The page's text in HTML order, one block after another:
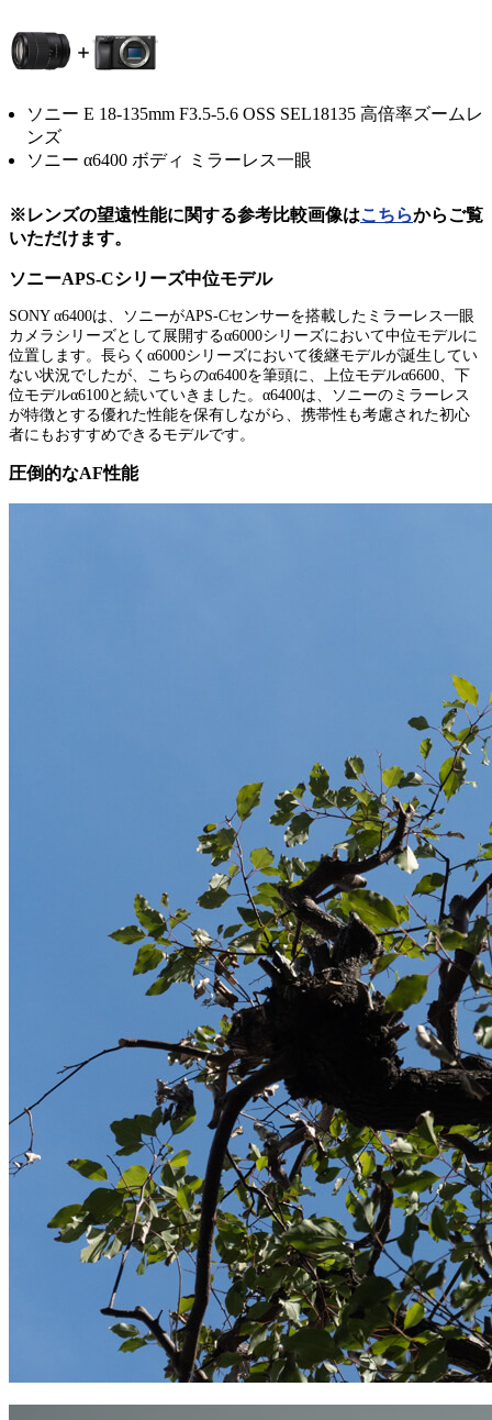
ソニー E 18-135mm F3.5-5.6 OSS SEL18135 高倍率ズームレ
ンズ
ソニー α6400 ボディ ミラーレス一眼
※レンズの望遠性能に関する参考比較画像はこちらからご覧
いただけます。
ソニーAPS-Cシリーズ中位モデル
SONY α6400は、ソニーがAPS-Cセンサーを搭載したミラーレス一眼
カメラシリーズとして展開するα6000シリーズにおいて中位モデルに
位置します。長らくα6000シリーズにおいて後継モデルが誕生してい
ない状況でしたが、こちらのα6400を筆頭に、上位モデルα6600、下
位モデルα6100と続いていきました。α6400は、ソニーのミラーレス
が特徴とする優れた性能を保有しながら、携帯性も考慮された初心
者にもおすすめできるモデルです。
圧倒的なAF性能